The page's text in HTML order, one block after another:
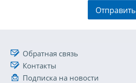
Отправить
Обратная связь
Контакты
Подписка на новости